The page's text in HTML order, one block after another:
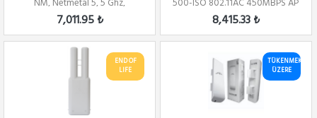
NM, Netmetal 5, 5 Ghz,
802.11ac, 2x2 Mim...
7,011.95 ₺
500-ISO 802.11AC 450MBPS AP
8,415.33 ₺
END OF
LIFE
TÜKENMEK
ÜZERE